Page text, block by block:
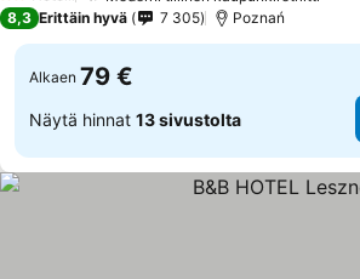
8,3 Erittäin hyvä 7 305 Poznań
Alkaen 79 €
Näytä hinnat 13 sivustolta